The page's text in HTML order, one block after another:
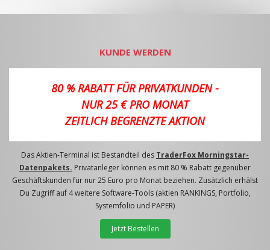
KUNDE WERDEN
80 % RABATT FÜR PRIVATKUNDEN -
NUR 25 € PRO MONAT
ZEITLICH BEGRENZTE AKTION
Das Aktien-Terminal ist Bestandteil des TraderFox Morningstar-
Datenpakets. Privatanleger können es mit 80 % Rabatt gegenüber
Geschäftskunden für nur 25 Euro pro Monat beziehen. Zusätzlich erhälst
Du Zugriff auf 4 weitere Software-Tools (aktien RANKINGS, Portfolio,
Systemfolio und PAPER)
Jetzt Bestellen